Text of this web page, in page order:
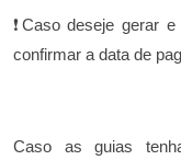
❗Caso deseje gerar
confirmar a data de
Caso as guias